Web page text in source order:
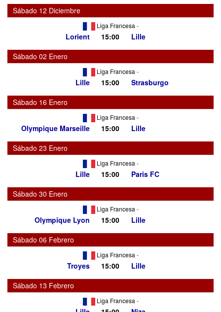
Sábado 12 Diciembre
Liga Francesa -
Lorient 15:00
Lille
Sábado 02 Enero
Liga Francesa -
Lille 15:00
Strasburgo
Sábado 16 Enero
Liga Francesa -
Olympique Marseille 15:00
Lille
Sábado 23 Enero
Liga Francesa -
Lille 15:00
Paris FC
Sábado 30 Enero
Liga Francesa -
Olympique Lyon 15:00
Lille
Sábado 06 Febrero
Liga Francesa -
Troyes 15:00
Lille
Sábado 13 Febrero
Liga Francesa -